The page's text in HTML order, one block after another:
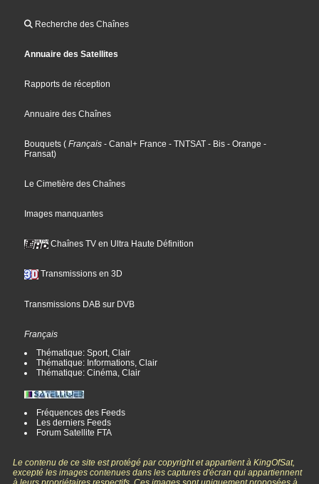
Recherche des Chaînes
Annuaire des Satellites
Rapports de réception
Annuaire des Chaînes
Bouquets ( Français - Canal+ France - TNTSAT - Bis - Orange -
Fransat)
Le Cimetière des Chaînes
Images manquantes
Chaînes TV en Ultra Haute Définition
Transmissions en 3D
Transmissions DAB sur DVB
Français
Thématique: Sport, Clair
Thématique: Informations, Clair
Thématique: Cinéma, Clair
Fréquences des Feeds
Les derniers Feeds
Forum Satellite FTA
Le contenu de ce site est protégé par copyright et appartient à KingOfSat,
excepté les images contenues dans les captures d'écran qui appartiennent